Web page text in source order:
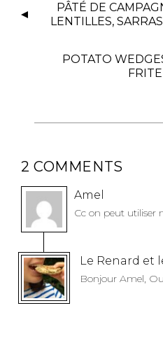
A
N
D
E
’
R
T
I
PÂTÉ DE
LENTILLES,
POTATO
2 COMMENTS
Amel
Cc on peut utiliser
Le Renard et
Bonjour Amel,